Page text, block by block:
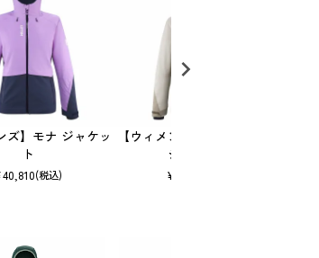
ズ】モナ ジャケッ
ト
40,810(税込)
【ウィメンズ】スノーバシン
ジャケット
¥